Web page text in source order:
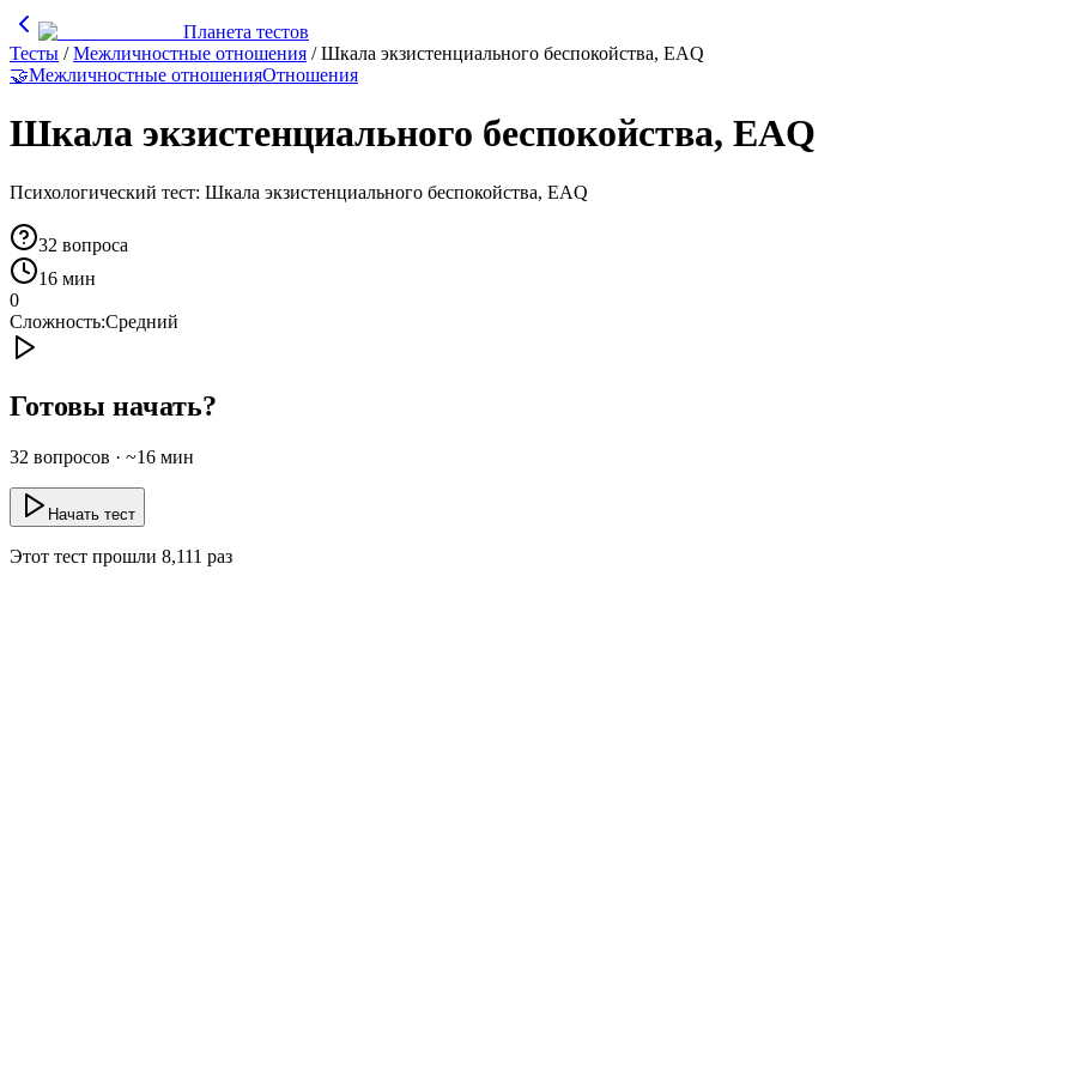
Планета тестов
Тесты /Межличностные отношения /Шкала экзистенциального беспокойства, EAQ
🤝Межличностные отношенияОтношения
Шкала экзистенциального беспокойства, EAQ
Психологический тест: Шкала экзистенциального беспокойства, EAQ
32 вопроса
16 мин
0
Сложность:Средний
Готовы начать?
32 вопросов · ~16 мин
Начать тест
Этот тест прошли 8,111 раз